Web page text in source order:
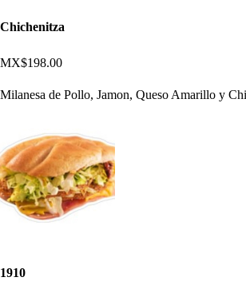
Chichenitza
MX$198.00
Milanesa de Pollo, Jamon, Queso Amarillo y
1910